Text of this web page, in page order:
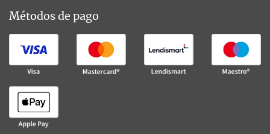
Métodos de pago